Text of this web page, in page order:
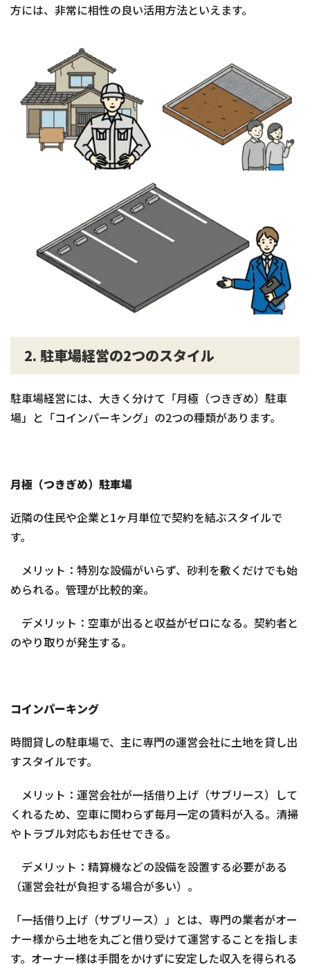
方には、非常に相性の良い活用方法といえます。
2. 駐車場経営の2つのスタイル
駐車場経営には、大きく分けて「月極（つきぎめ）駐車
場」と「コインパーキング」の2つの種類があります。
月極（つきぎめ）駐車場
近隣の住民や企業と1ヶ月単位で契約を結ぶスタイルで
す。
メリット：特別な設備がいらず、砂利を敷くだけでも始
められる。管理が比較的楽。
デメリット：空車が出ると収益がゼロになる。契約者と
のやり取りが発生する。
コインパーキング
時間貸しの駐車場で、主に専門の運営会社に土地を貸し出
すスタイルです。
メリット：運営会社が一括借り上げ（サブリース）して
くれるため、空車に関わらず毎月一定の賃料が入る。清掃
やトラブル対応もお任せできる。
デメリット：精算機などの設備を設置する必要がある
（運営会社が負担する場合が多い）。
「一括借り上げ（サブリース）」とは、専門の業者がオー
ナー様から土地を丸ごと借り受けて運営することを指しま
す。オーナー様は手間をかけずに安定した収入を得られる